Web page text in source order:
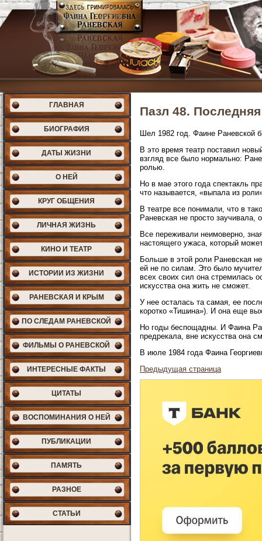
ГЛАВНАЯ
БИОГРАФИЯ
ДАТЫ ЖИЗНИ
О НЕЙ
КРУГ ОБЩЕНИЯ
ЛИЧНАЯ ЖИЗНЬ
КИНО И ТЕАТР
ИСТОРИИ ИЗ ЖИЗНИ
РАНЕВСКАЯ И КРЫМ
ПО СЛЕДАМ РАНЕВСКОЙ
ФИЛЬМЫ О РАНЕВСКОЙ
ИНТЕРЕСНЫЕ ФАКТЫ
ЦИТАТЫ
ВОСПОМИНАНИЯ О НЕЙ
ПУБЛИКАЦИИ
ПАМЯТЬ
РАЗНОЕ
СТАТЬИ
Пазл 48.
Шел 1982 год. Фаине Раневской
В это время театр поставил
взгляд все было нормально:
ролью.
Но в мае этого года спектакль
что называется, «выпала из
В театре все понимали, что в
Раневская не просто заучивала,
Все переживали неимоверно,
настоящего ужаса, который
Больше в этой роли Раневская
ей не по силам. Это было
всех своих сил она стремилась
искусства она жить не сможет.
У нее осталась та самая, ее
коротко «Тишина»). И она еще
Но годы беспощадны. И Фаина
предрекала, вне искусства она
В июле 1984 года Фаина
Предыдущая страница